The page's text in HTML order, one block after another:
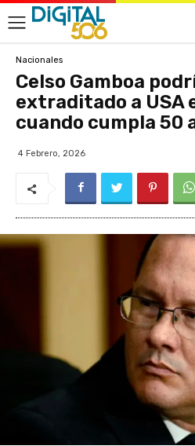
Nacionales
Celso Gamboa
extraditado a USA
cuando cumpla 50
4 Febrero, 2026